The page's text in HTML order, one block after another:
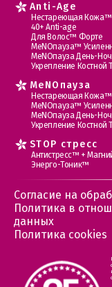
Anti-Age
Нестареющая Кожа™
40+ Anti-age
Для Волос™ Форте
МеNOпауза™
МеNOпауза День-
Укрепление Костной
MеNOпауза
Нестареющая Кожа™
МеNOпауза™
МеNOпауза День-
Укрепление Костной
STOP стресс
Антистресс™ +
Энерго-Тоник™
Согласие на
Политика в
данных
Политика cookies